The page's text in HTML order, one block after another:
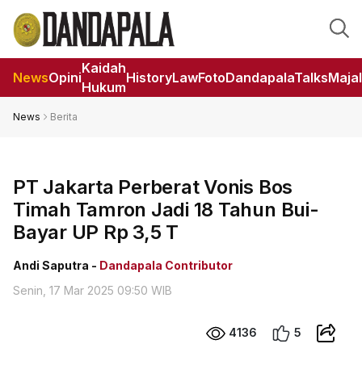
NewsOpini
Kaidah
Hukum
HistoryLawFotoDandapalaTalks
News Berita
PT Jakarta Perberat Vonis Bos
Timah Tamron Jadi 18 Tahun Bui-
Bayar UP Rp 3,5 T
Andi Saputra - Dandapala Contributor
Senin, 17 Mar 2025 09:50 WIB
4136 5